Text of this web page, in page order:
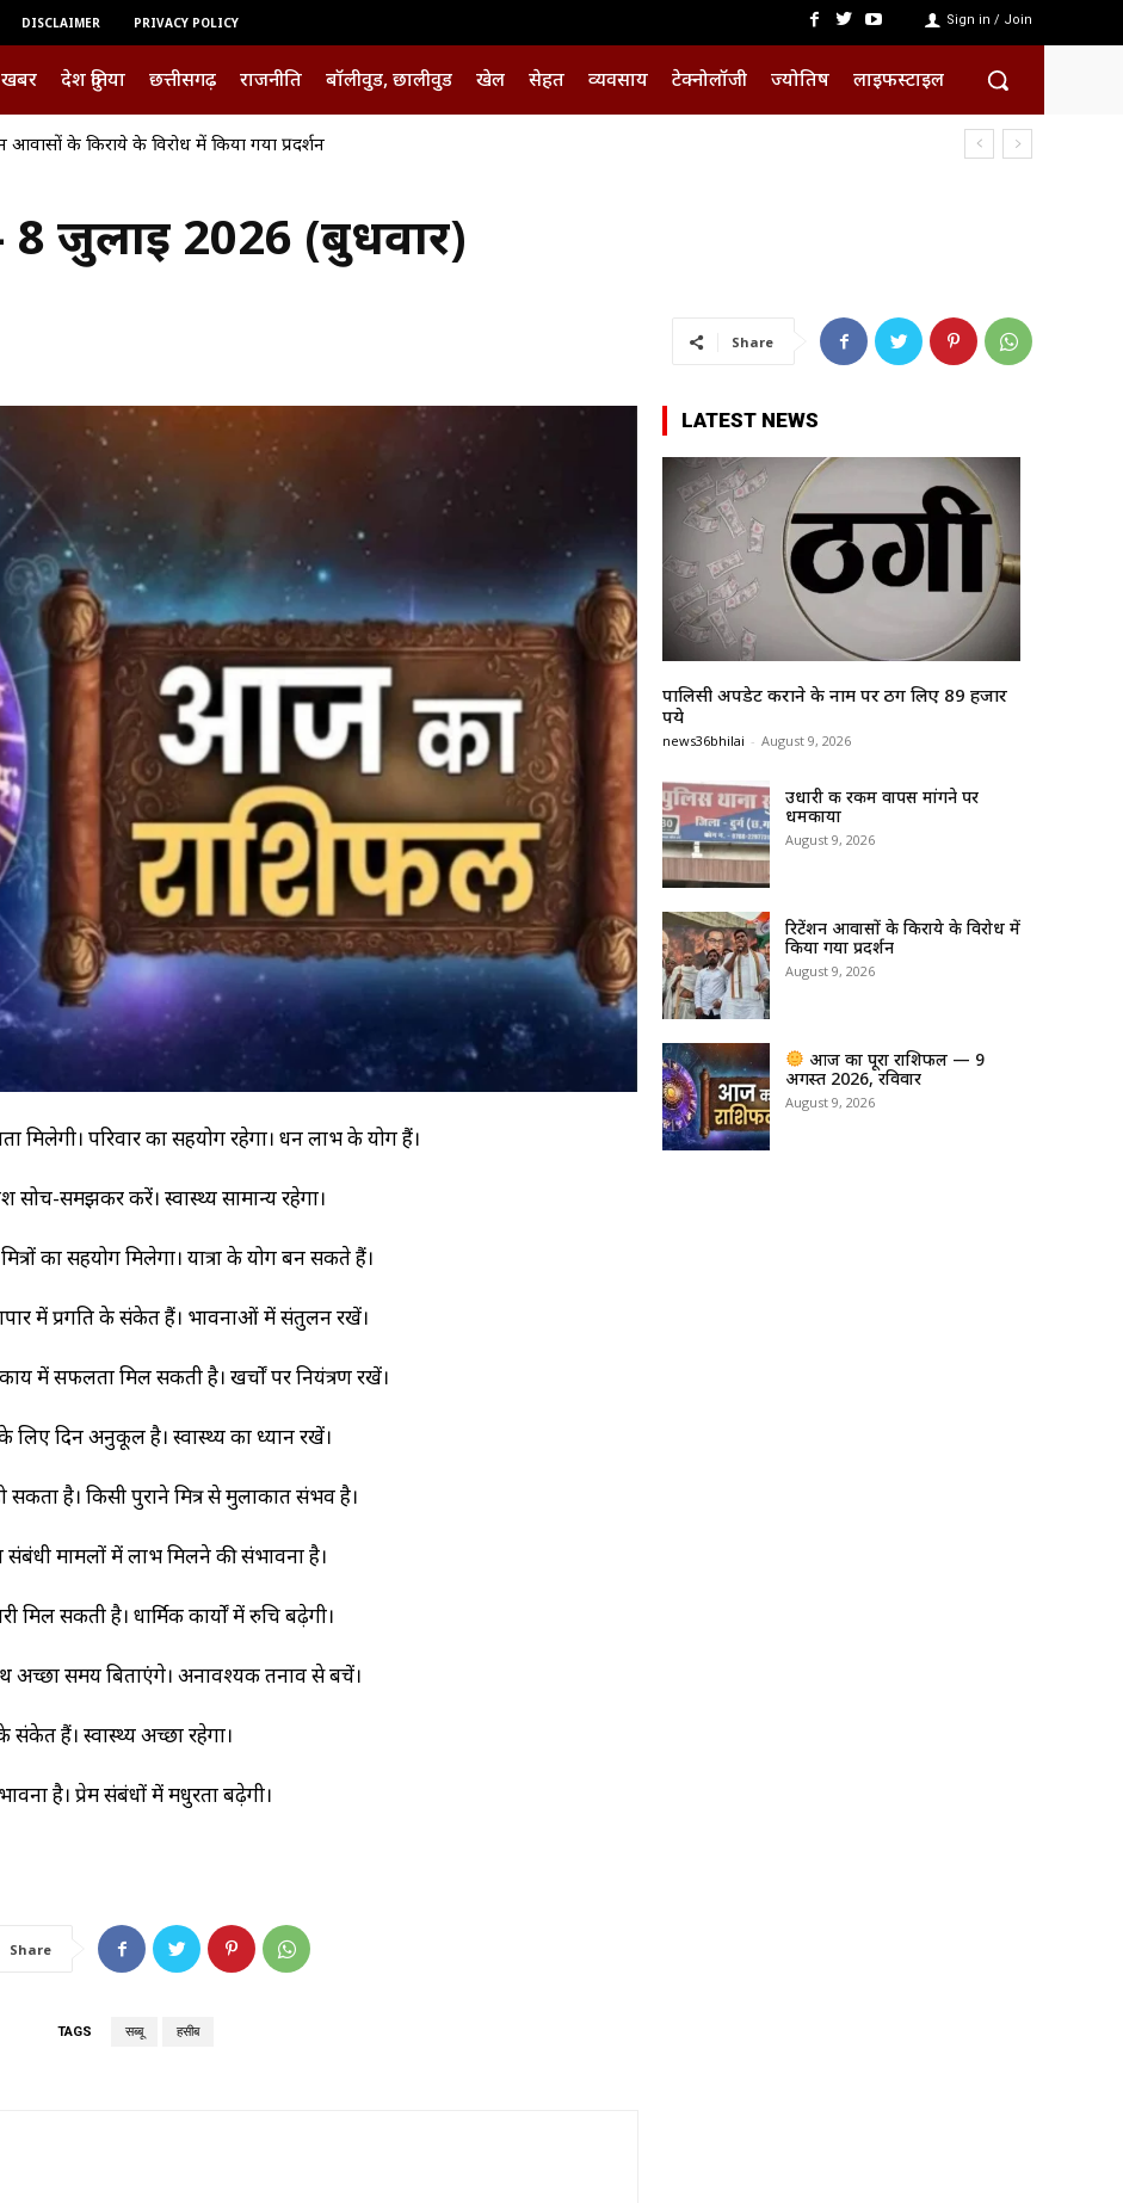
DISCLAIMER PRIVACY POLICY Sign in / Join
देश दुनिया छत्तीसगढ़ राजनीति बॉलीवुड, छालीवुड खेल सेहत व्यवसाय टेक्नोलॉजी ज्योतिष लाइफस्टाइल
आवासों के किराये के विरोध में किया गया प्रदर्शन
जुलाई 2026 (बुधवार)
Share
मिलेगी। परिवार का सहयोग रहेगा। धन लाभ के योग हैं।
समझकर करें। स्वास्थ्य सामान्य रहेगा।
का सहयोग मिलेगा। यात्रा के योग बन सकते हैं।
में प्रगति के संकेत हैं। भावनाओं में संतुलन रखें।
में सफलता मिल सकती है। खर्चों पर नियंत्रण रखें।
लिए दिन अनुकूल है। स्वास्थ्य का ध्यान रखें।
सकता है। किसी पुराने मित्र से मुलाकात संभव है।
मामलों में लाभ मिलने की संभावना है।
मिल सकती है। धार्मिक कार्यों में रुचि बढ़ेगी।
अच्छा समय बिताएंगे। अनावश्यक तनाव से बचें।
हैं। स्वास्थ्य अच्छा रहेगा।
है। प्रेम संबंधों में मधुरता बढ़ेगी।
Share
TAGS सब्बू हसीब
LATEST NEWS
पालिसी अपडेट कराने के नाम पर ठग लिए 89 हजार
रुपये
news36bhilai - August 9, 2026
उधारी की रकम वापस मांगने पर
धमकाया
August 9, 2026
रिटेंशन आवासों के किराये के विरोध में
किया गया प्रदर्शन
August 9, 2026
आज का पूरा राशिफल — 9
अगस्त 2026, रविवार
August 9, 2026